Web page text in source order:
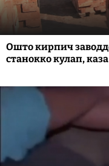
Ошто кирпич
станокко кулап,